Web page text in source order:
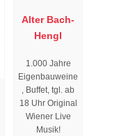
Alter Bach-
Hengl
1.000 Jahre
Eigenbauweine
, Buffet, tgl. ab
18 Uhr Original
Wiener Live
Musik!